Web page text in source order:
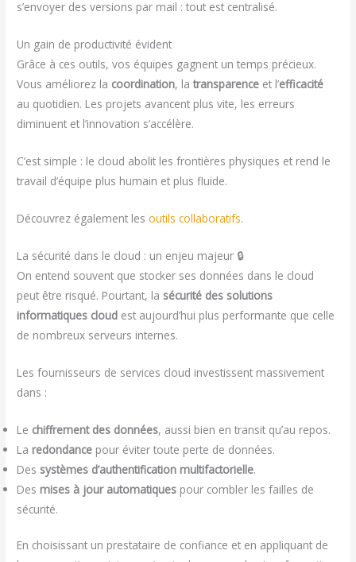
s’envoyer des versions par mail : tout est centralisé.
Un gain de productivité évident
Grâce à ces outils, vos équipes gagnent un temps précieux.
Vous améliorez la coordination, latransparence et l’efficacité
au quotidien. Les projets avancent plus vite, les erreurs
diminuent et l’innovation s’accélère.
C’est simple : le cloud abolit les frontières physiques et rend le
travail d’équipe plus humain et plus fluide.
Découvrez également lesoutils collaboratifs.
La sécurité dans le cloud : un enjeu majeur 🔒
On entend souvent que stocker ses données dans le cloud
peut être risqué. Pourtant, la sécurité des solutions
informatiques cloud est aujourd’hui plus performante que celle
de nombreux serveurs internes.
Les fournisseurs de services cloud investissent massivement
dans :
Le chiffrement des données, aussi bien en transit qu’au repos.
La redondance pour éviter toute perte de données.
Des systèmes d’authentification multifactorielle.
Des mises à jour automatiques pour combler les failles de
sécurité.
En choisissant un prestataire de confiance et en appliquant de